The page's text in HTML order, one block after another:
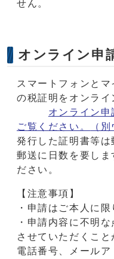
せん。
オンライン申
スマートフォンと
の税証明をオンライ
オンライン
ご覧ください。
（
発行した証明書等は
郵送に日数を要しま
ださい。
【注意事項】
・申請はご本人に限
・申請内容に不明
させていただくこと
電話番号、メール